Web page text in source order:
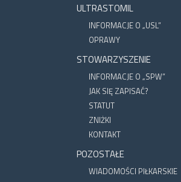
ULTRASTOMIL
INFORMACJE O „USL”
OPRAWY
STOWARZYSZENIE
INFORMACJE O „SPW”
JAK SIĘ ZAPISAĆ?
STATUT
ZNIŻKI
KONTAKT
POZOSTAŁE
WIADOMOŚCI PIŁKARSKIE